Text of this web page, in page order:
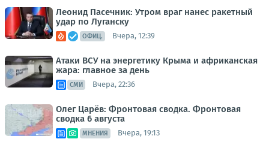
Леонид Пасечник: Утром враг нанес ракетный
удар по Луганску
ОФИЦ. Вчера, 12:39
Атаки ВСУ на энергетику Крыма и африканская
жара: главное за день
СМИ Вчера, 22:36
Олег Царёв: Фронтовая сводка. Фронтовая
сводка 6 августа
МНЕНИЯ Вчера, 19:13